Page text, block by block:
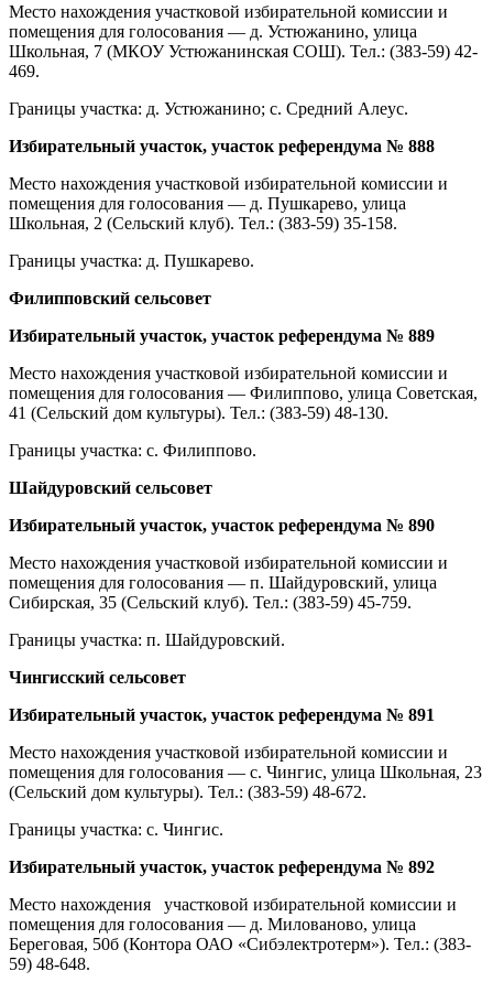
Место нахождения участковой избирательной комиссии и
помещения для голосования — д. Устюжанино, улица
Школьная, 7 (МКОУ Устюжанинская СОШ). Тел.: (383-59) 42-
469.
Границы участка: д. Устюжанино; с. Средний Алеус.
Избирательный участок, участок референдума № 888
Место нахождения участковой избирательной комиссии и
помещения для голосования — д. Пушкарево, улица
Школьная, 2 (Сельский клуб). Тел.: (383-59) 35-158.
Границы участка: д. Пушкарево.
Филипповский сельсовет
Избирательный участок, участок референдума № 889
Место нахождения участковой избирательной комиссии и
помещения для голосования — Филиппово, улица Советская,
41 (Сельский дом культуры). Тел.: (383-59) 48-130.
Границы участка: с. Филиппово.
Шайдуровский сельсовет
Избирательный участок, участок референдума № 890
Место нахождения участковой избирательной комиссии и
помещения для голосования — п. Шайдуровский, улица
Сибирская, 35 (Сельский клуб). Тел.: (383-59) 45-759.
Границы участка: п. Шайдуровский.
Чингисский сельсовет
Избирательный участок, участок референдума № 891
Место нахождения участковой избирательной комиссии и
помещения для голосования — с. Чингис, улица Школьная, 23
(Сельский дом культуры). Тел.: (383-59) 48-672.
Границы участка: с. Чингис.
Избирательный участок, участок референдума № 892
Место нахождения участковой избирательной комиссии и
помещения для голосования — д. Милованово, улица
Береговая, 50б (Контора ОАО «Сибэлектротерм»). Тел.: (383-
59) 48-648.